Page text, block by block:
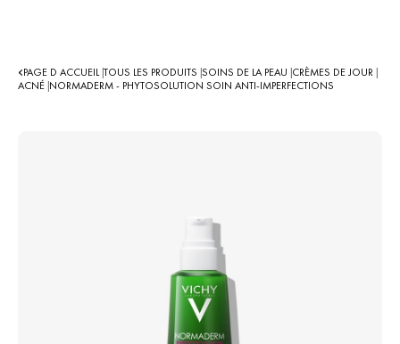
PAGE D ACCUEIL TOUS LES PRODUITS SOINS DE LA PEAU CRÈMES DE JOUR
ACNÉ NORMADERM - PHYTOSOLUTION SOIN ANTI-IMPERFECTIONS